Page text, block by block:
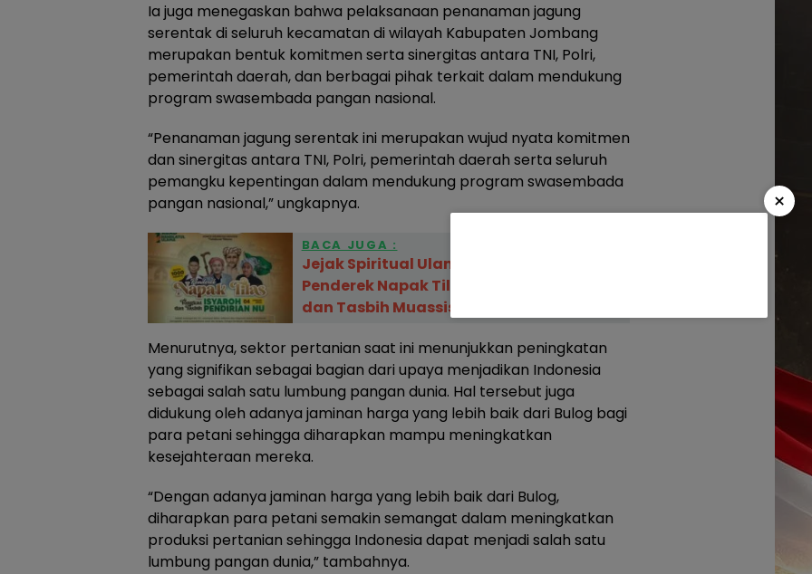
Ia juga menegaskan bahwa pelaksanaan penanaman jagung
serentak di seluruh kecamatan di wilayah Kabupaten Jombang
merupakan bentuk komitmen serta sinergitas antara TNI, Polri,
pemerintah daerah, dan berbagai pihak terkait dalam mendukung
program swasembada pangan nasional.
“Penanaman jagung serentak ini merupakan wujud nyata komitmen
dan sinergitas antara TNI, Polri, pemerintah daerah serta seluruh
pemangku kepentingan dalam mendukung program swasembada
pangan nasional,” ungkapnya.
BACA JUGA :
Jejak Spiritual Ulama Nusantara: Ribuan
Penderek Napak Tilas Tongkat Isyaroh
dan Tasbih Muassis NU
Menurutnya, sektor pertanian saat ini menunjukkan peningkatan
yang signifikan sebagai bagian dari upaya menjadikan Indonesia
sebagai salah satu lumbung pangan dunia. Hal tersebut juga
didukung oleh adanya jaminan harga yang lebih baik dari Bulog bagi
para petani sehingga diharapkan mampu meningkatkan
kesejahteraan mereka.
“Dengan adanya jaminan harga yang lebih baik dari Bulog,
diharapkan para petani semakin semangat dalam meningkatkan
produksi pertanian sehingga Indonesia dapat menjadi salah satu
lumbung pangan dunia,” tambahnya.
×